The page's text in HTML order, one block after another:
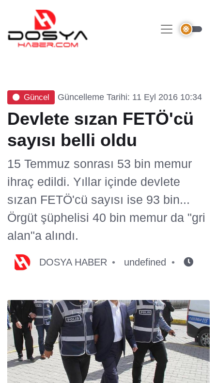
Güncel Güncelleme Tarihi: 11 Eyl 2016 10:34
Devlete sızan FETÖ'cü
sayısı belli oldu
15 Temmuz sonrası 53 bin memur
ihraç edildi. Yıllar içinde devlete
sızan FETÖ'cü sayısı ise 93 bin...
Örgüt şüphelisi 40 bin memur da "gri
alan"a alındı.
DOSYA HABER undefined